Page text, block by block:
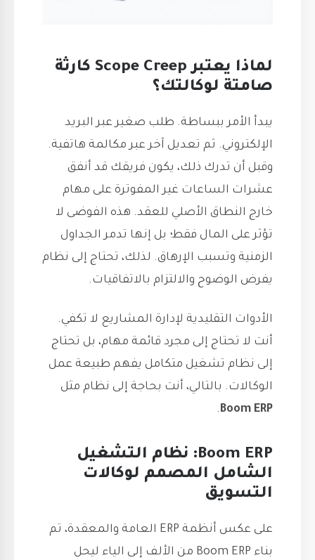
لماذا يعتبر Scope Creep كارثة
صامتة لوكالتك؟
يبدأ الأمر ببساطة. طلب صغير عبر البريد
الإلكتروني. ثم تعديل آخر عبر مكالمة هاتفية.
وقبل أن تدرك ذلك، يكون فريقك قد أنفق
عشرات الساعات غير المفوترة على مهام
خارج النطاق الأصلي للعقد. هذه الفوضى لا
تؤثر على المال فقط؛ بل إنها تدمر الجداول
الزمنية وتسبب الإرهاق. لذلك، تحتاج إلى نظام
يفرض الوضوح والالتزام بالاتفاقيات.
الأدوات التقليدية لإدارة المشاريع لا تكفي.
أنت لا تحتاج إلى مجرد قائمة مهام، بل تحتاج
إلى نظام تشغيل متكامل يفهم طبيعة عمل
الوكالات. بالتالي، أنت بحاجة إلى نظام مثل
Boom ERP
.
Boom ERP: نظام التشغيل
الشامل المصمم لوكالات
التسويق
على عكس أنظمة ERP العامة والمعقدة، تم
بناء Boom ERP من الألف إلى الياء ليحل